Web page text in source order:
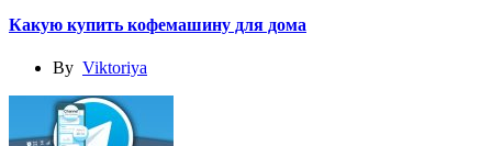
Какую купить кофемашину для дома
By Viktoriya